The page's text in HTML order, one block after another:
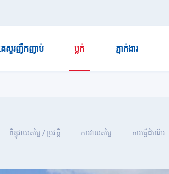
សួរញឹកញាប់ ប្លក់ ភ្នាក់ងារ
ពិន្ទុវាយតម្លៃ / ប្រវត្តិ ការវាយតម្លៃ ការធ្វើដំណើរ